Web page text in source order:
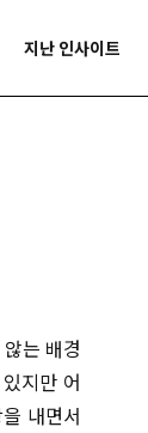
지난 인사이트
는 배경
지만 어
내면서